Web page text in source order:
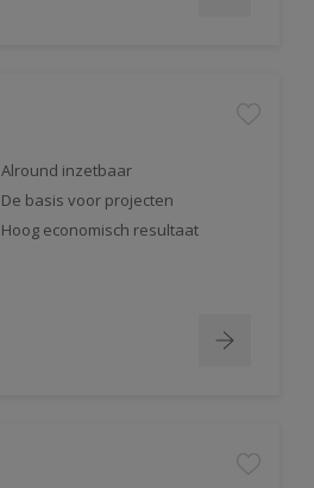
Alround inzetbaar
De basis voor projecten
Hoog economisch resultaat